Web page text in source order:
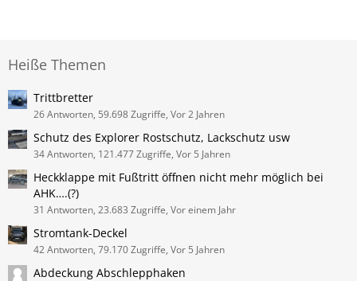
Heiße Themen
Trittbretter
26 Antworten, 59.698 Zugriffe, Vor 2 Jahren
Schutz des Explorer Rostschutz, Lackschutz usw
34 Antworten, 121.477 Zugriffe, Vor 5 Jahren
Heckklappe mit Fußtritt öffnen nicht mehr möglich bei
AHK….(?)
31 Antworten, 23.683 Zugriffe, Vor einem Jahr
Stromtank-Deckel
42 Antworten, 79.170 Zugriffe, Vor 5 Jahren
Abdeckung Abschlepphaken